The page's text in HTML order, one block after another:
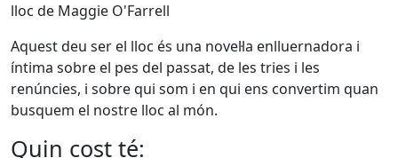
lloc de Maggie O'Farrell
Aquest deu ser el lloc és una novel·la enlluernadora i
íntima sobre el pes del passat, de les tries i les
renúncies, i sobre qui som i en qui ens convertim quan
busquem el nostre lloc al món.
Quin cost té: